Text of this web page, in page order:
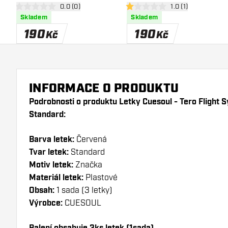
otevřít panel recenzí
0 hodnoticí hvězdičky
0.0 (0)
Skladem
190Kč
Standard
otevřít panel recenzí
1 hodnoticí hvězdičky
1.0 (1)
Skladem
190Kč
INFORMACE O PRODUKTU
Podrobnosti o produktu Letky Cuesoul - Tero Flight
Standard:
Barva letek: Červená
Tvar letek: Standard
Motiv letek: Značka
Materiál letek: Plastové
Obsah: 1 sada (3 letky)
Výrobce: CUESOUL